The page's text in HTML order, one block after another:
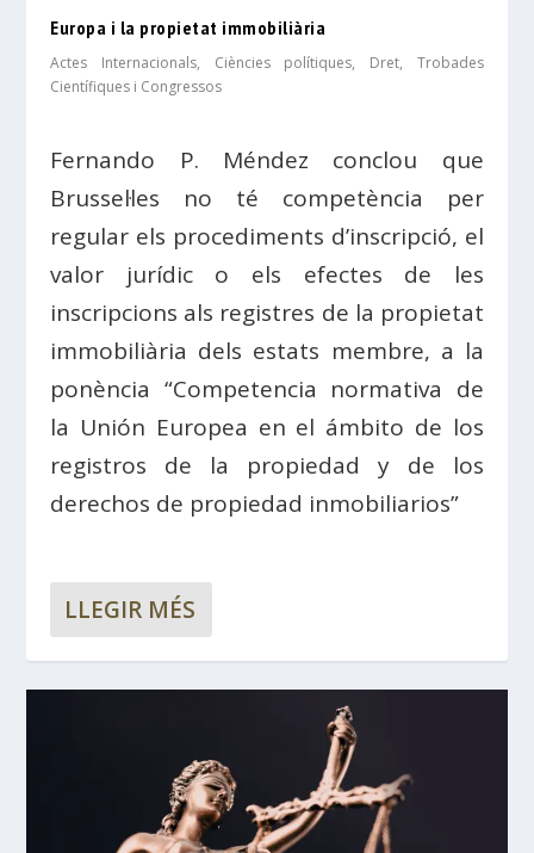
Europa i la propietat immobiliària
Actes Internacionals, Ciències polítiques, Dret, Trobades
Científiques i Congressos
Fernando P. Méndez conclou que
Brussel·les no té competència per
regular els procediments d’inscripció, el
valor jurídic o els efectes de les
inscripcions als registres de la propietat
immobiliària dels estats membre, a la
ponència “Competencia normativa de
la Unión Europea en el ámbito de los
registros de la propiedad y de los
derechos de propiedad inmobiliarios”
LLEGIR MÉS